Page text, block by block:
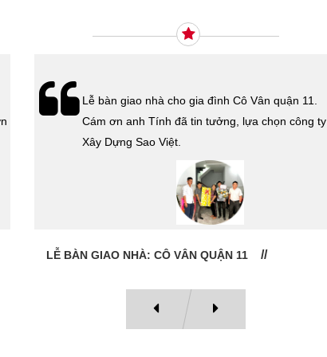
Xây Dựng Sao Việt vừa ký hợp đồng xây dựng
nhà cho cô Kim Thanh Quận 6. Cám ơn cô đã tin
tưởng lựa chọn công ty Xây Dựng Sao Việt.
HỢP ĐỒNG THI CÔNG TRỌN GÓI QUẬN 6